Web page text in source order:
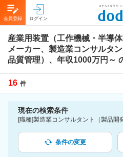
会員登録 ログイン
産業用装置（工作機械・半導
メーカー、製造業コンサルタ
品質管理）、年収1000万円～
16 件
現在の検索条件
条件の変更